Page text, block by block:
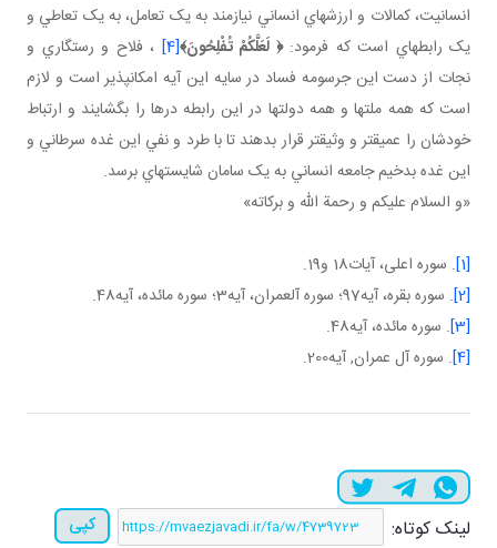
انسانيت، کمالات و ارزش هاي انساني نيازمند به يک تعامل، به يک تعاطي و
يک رابطه اي است که فرمود:﴿ لَعَلَّكُمْ تُفْلِحُونَ﴾[4]
، فلاح و رستگاري و
نجات از دست اين جرسومه فساد در سايه اين آيه امکانپذير است و لازم
است که همه ملت ها و همه دولت ها در اين رابطه درها را بگشايند و ارتباط
خودشان را عميق تر و وثيق تر قرار بدهند تا با طرد و نفي اين غده سرطاني و
اين غده بدخيم جامعه انساني به يک سامان شايسته اي برسد.
«و السلام عليکم و رحمة الله و برکاته»
[1] . سوره اعلی، آيات18 و19.
[2] . سوره بقره، آيه97؛ سوره آل عمران، آيه3؛ سوره مائده، آيه48.
[3]
. سوره مائده، آيه48.
[4] . سوره آل عمران, آيه200.
لینک کوتاه: کپی